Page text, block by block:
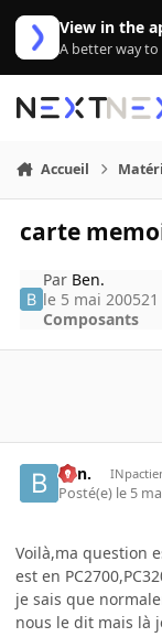
Aller au contenu
View in the
A better way
Accueil
carte
Par Ben.
le 5 mai 200521
Composants
Ben.
Posté(e) le 5
Voilà,ma question
est en
je sais que
nous le dit mais là